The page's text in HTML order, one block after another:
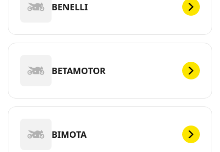
BENELLI
BETAMOTOR
BIMOTA